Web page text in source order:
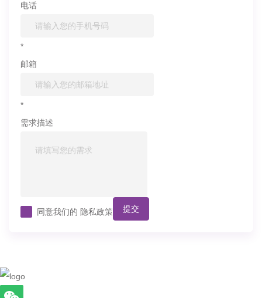
电话
*
邮箱
*
需求描述
同意我们的 隐私政策 提交